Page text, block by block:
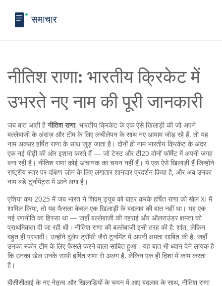
नीतिश राणा: भारतीय क्रिकेट में
उभरते नए नाम की पूरी जानकारी
जब बात आती है नीतिश राणा, भारतीय क्रिकेट के एक ऐसे खिलाड़ी की जो अपने
बल्लेबाजी के अंदाज़ और टीम के लिए लचीलेपन के साथ नए आयाम जोड़ रहे हैं, तो यह
नाम अक्सर हर्षित राणा के साथ जुड़ जाता है। दोनों ही नाम भारतीय क्रिकेट के अंदर
एक नई पीढ़ी की ओर इशारा करते हैं — जो टेस्ट और टी20 दोनों फॉर्मेट में अपनी जगह
बना रही है। नीतिश राणा कोई अचानक का चयन नहीं हैं। ये एक ऐसे खिलाड़ी हैं जिन्होंने
राष्ट्रीय स्तर पर दक्षिण ज़ोन के लिए लगातार शानदार प्रदर्शन किया है, और अब उनका
नाम बड़े टूर्नामेंट्स में आने लगा है।
एशिया कप 2025 में जब भारत ने शिवम् ड्यूब को बाहर करके हर्षित राणा को खेल XI में
शामिल किया, तो यह फैसला केवल एक खिलाड़ी के बदलाव की बात नहीं था। यह एक
नई रणनीति का हिस्सा था — जहाँ बल्लेबाजी की गहराई और ऑलराउंडर क्षमता को
प्राथमिकता दी जा रही थी। नीतिश राणा की बल्लेबाजी इसी तरह की है: शांत, लेकिन
बहुत ही प्रभावी। उन्होंने दुलेप ट्रॉफी जैसे टूर्नामेंट में अपनी क्षमता साबित की है, जहाँ
उनका स्कोर टीम के लिए फैसले करने वाला साबित हुआ। यह बात भी ध्यान देने लायक है
कि उनका खेल उनके साथी हर्षित राणा से अलग है, लेकिन एक ही दिशा में काम करता
है।
बीसीसीआई के नए नेतृत्व और खिलाड़ियों के चयन में आए बदलाव के साथ, नीतिश राणा